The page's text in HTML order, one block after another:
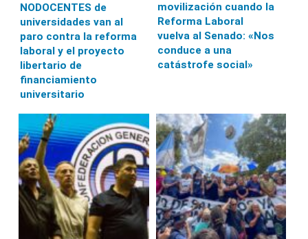
NODOCENTES de
universidades van al
paro contra la reforma
laboral y el proyecto
libertario de
financiamiento
universitario
movilización cuando la
Reforma Laboral
vuelva al Senado: «Nos
conduce a una
catástrofe social»